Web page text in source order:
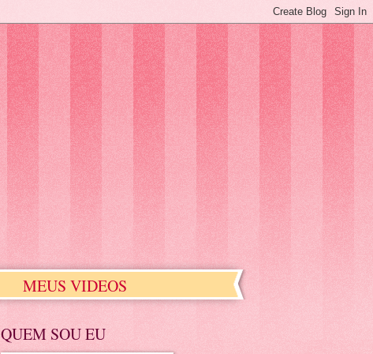
MEUS VIDEOS
QUEM SOU EU